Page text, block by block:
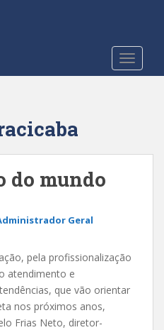
do mundo
Geral
pela profissionalização
atendimento e
que vão orientar
nos próximos anos,
Frias Neto, diretor-